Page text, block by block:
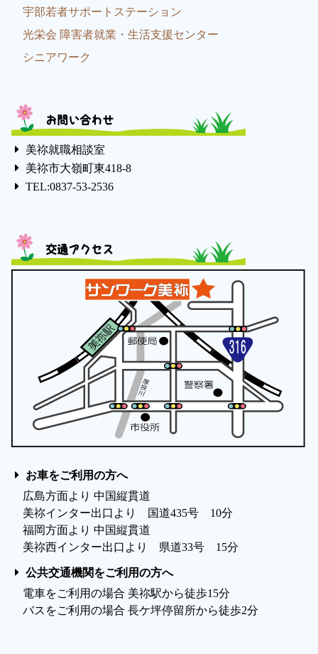
宇部若者サポートステーション
光栄会 障害者就業・生活支援センター
シニアワーク
お問い合わせ
美祢就職相談室
美祢市大嶺町東418-8
TEL:0837-53-2536
交通アクセス
お車をご利用の方へ
広島方面より 中国縦貫道
美祢インター出口より 国道435号 10分
福岡方面より 中国縦貫道
美祢西インター出口より 県道33号 15分
公共交通機関をご利用の方へ
電車をご利用の場合 美祢駅から徒歩15分
バスをご利用の場合 長ケ坪停留所から徒歩2分